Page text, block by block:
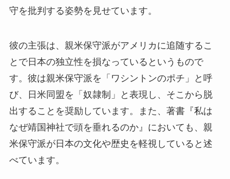
守を批判する姿勢を見せています。
彼の主張は、親米保守派がアメリカに追随するこ
とで日本の独立性を損なっているというもので
す。彼は親米保守派を「ワシントンのポチ」と呼
び、日米同盟を「奴隷制」と表現し、そこから脱
出することを奨励しています。また、著書『私は
なぜ靖国神社で頭を垂れるのか』においても、親
米保守派が日本の文化や歴史を軽視していると述
べています。